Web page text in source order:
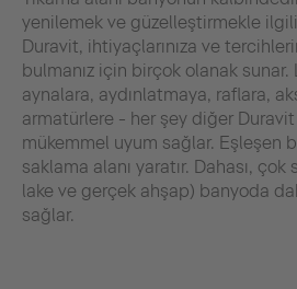
yenilemek ve güzelleştirmekle
Duravit, ihtiyaçlarınıza ve
bulmanız için birçok olanak
aynalara, aydınlatmaya, raflara,
armatürlere - her şey diğer
mükemmel uyum sağlar. Eşleşen
saklama alanı yaratır. Dahası, çok
lake ve gerçek ahşap) banyoda
sağlar.